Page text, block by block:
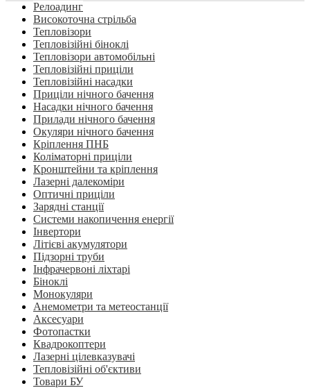
Релоадинг
Високоточна стрільба
Тепловізори
Тепловізійні біноклі
Тепловізори автомобільні
Тепловізійні приціли
Тепловізійні насадки
Приціли нічного бачення
Насадки нічного бачення
Прилади нічного бачення
Окуляри нічного бачення
Кріплення ПНБ
Коліматорні приціли
Кронштейни та кріплення
Лазерні далекоміри
Оптичні приціли
Зарядні станції
Системи накопичення енергії
Інвертори
Літієві акумулятори
Підзорні труби
Інфрачервоні ліхтарі
Біноклі
Монокуляри
Анемометри та метеостанції
Аксесуари
Фотопастки
Квадрокоптери
Лазерні цілевказувачі
Тепловізійні об'єктиви
Товари БУ